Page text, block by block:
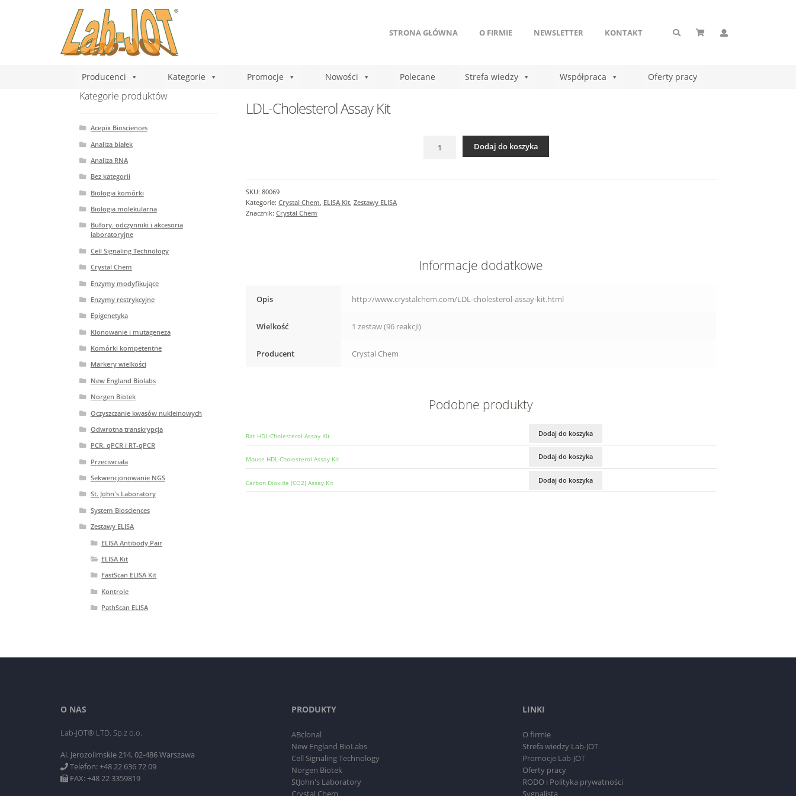
STRONA GŁÓWNA O FIRMIE NEWSLETTER KONTAKT
Producenci Kategorie Promocje Nowości Polecane Strefa wiedzy Współpraca Oferty pracy
LDL-Cholesterol Assay Kit
Dodaj do koszyka
SKU: 80069
Kategorie: Crystal Chem, ELISA Kit, Zestawy ELISA
Znacznik: Crystal Chem
Informacje dodatkowe
Opis http://www.crystalchem.com/LDL-cholesterol-assay-kit.html
Wielkość 1 zestaw (96 reakcji)
Producent Crystal Chem
Podobne produkty
Rat HDL-Cholesterol Assay Kit Dodaj do koszyka
Mouse HDL-Cholesterol Assay Kit Dodaj do koszyka
Carbon Dioxide (CO2) Assay Kit Dodaj do koszyka
Kategorie produktów
Acepix Biosciences
Analiza białek
Analiza RNA
Bez kategorii
Biologia komórki
Biologia molekularna
Bufory. odczynniki i akcesoria
laboratoryjne
Cell Signaling Technology
Crystal Chem
Enzymy modyfikujące
Enzymy restrykcyjne
Epigenetyka
Klonowanie i mutageneza
Komórki kompetentne
Markery wielkości
New England Biolabs
Norgen Biotek
Oczyszczanie kwasów nukleinowych
Odwrotna transkrypcja
PCR. qPCR i RT-qPCR
Przeciwciała
Sekwencjonowanie NGS
St. John's Laboratory
System Biosciences
Zestawy ELISA
ELISA Antibody Pair
ELISA Kit
FastScan ELISA Kit
Kontrole
PathScan ELISA
O NAS
Lab-JOT® LTD. Sp.z o.o.
Al. Jerozolimskie 214, 02-486 Warszawa
Telefon: +48 22 636 72 09
FAX: +48 22 3359819
PRODUKTY
ABclonal
New England BioLabs
Cell Signaling Technology
Norgen Biotek
StJohn's Laboratory
Crystal Chem
LINKI
O firmie
Strefa wiedzy Lab-JOT
Promocje Lab-JOT
Oferty pracy
RODO i Polityka prywatności
Sygnalista